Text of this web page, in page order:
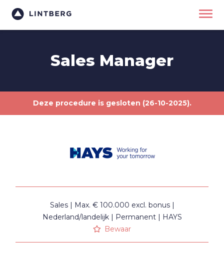
Sales Manager
Deze procedure is gesloten (26-10-2025).
Sales
Max. € 100.000 excl. bonus
Nederland/landelijk
Permanent
HAYS
Bewaar